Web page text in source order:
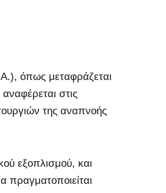
όπως μεταφράζεται
στις
της αναπνοής
εξοπλισμού, και
πραγματοποιείται